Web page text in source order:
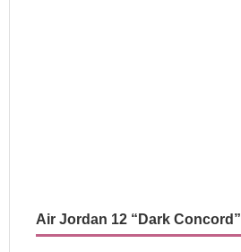
Air Jordan 12 “Dark Concord”